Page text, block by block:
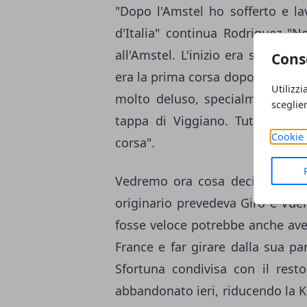
Cookie
"Dopo l'Amstel ho sofferto e
d'Italia" continua Rodriguez
all'Amstel. L'inizio era stato
era la prima corsa dopo la
molto deluso, specialmente
tappa di Viggiano. Tutti i
corsa".
Vedremo ora cosa deciderà di
originario prevedeva Giro e
fosse veloce potrebbe anche
France e far girare dalla sua
Sfortuna condivisa con il
abbandonato ieri, riducendo la